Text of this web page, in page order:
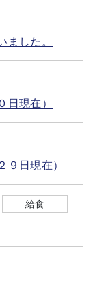
した。
現在）
日現在）
給食